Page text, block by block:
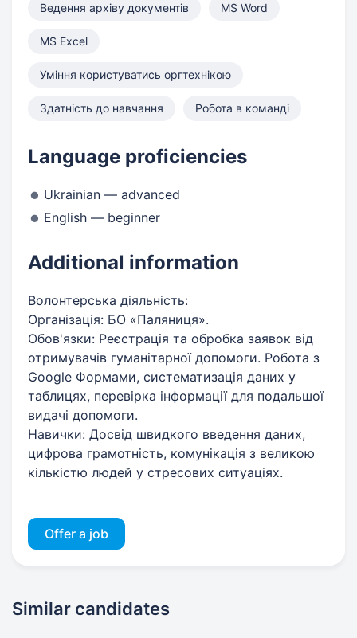
Ведення архіву документів MS Word
MS Excel
Уміння користуватись оргтехнікою
Здатність до навчання Робота в команді
Language proficiencies
Ukrainian — advanced
English — beginner
Additional information
Волонтерська діяльність:
​Організація: БО «Паляниця».
​Обов'язки: Реєстрація та обробка заявок від
отримувачів гуманітарної допомоги. Робота з
Google Формами, систематизація даних у
таблицях, перевірка інформації для подальшої
видачі допомоги.
​Навички: Досвід швидкого введення даних,
цифрова грамотність, комунікація з великою
кількістю людей у стресових ситуаціях.
Offer a job
Similar candidates